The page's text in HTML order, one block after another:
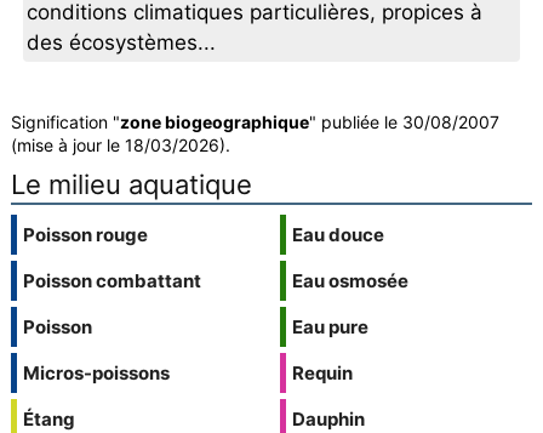
conditions climatiques particulières, propices à
des écosystèmes...
Signification "zone biogeographique" publiée le 30/08/2007
(mise à jour le 18/03/2026).
Le milieu aquatique
Poisson rouge
Poisson combattant
Poisson
Micros-poissons
Étang
Eau douce
Eau osmosée
Eau pure
Requin
Dauphin